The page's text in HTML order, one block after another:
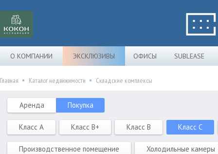
О КОМПАНИИ ЭКСКЛЮЗИВЫ ОФИСЫ SUBLEASE
Главная Каталог недвижимости Складские комплексы
Аренда Покупка
Класс A Класс B+ Класс B Класс C
Производственное помещение Холодильные камеры